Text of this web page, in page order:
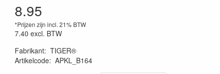
8.95
*Prijzen zijn incl. 21% BTW
7.40 excl. BTW
Fabrikant: TIGER®
Artikelcode: APKL_B164